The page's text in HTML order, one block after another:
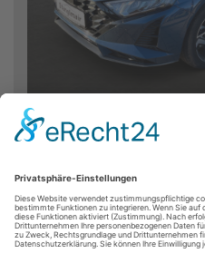
Favorit
Vergleichen
Erstzulassung:
2026/06
Kilometer:
8.000 km
Leistung:
74 kW / 101 PS
Kraftstoff:
Benzin